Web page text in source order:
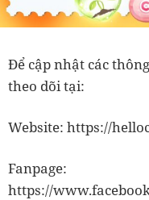
Để cập nhật các
theo dõi tại:
Website: https://
Fanpage:
https://